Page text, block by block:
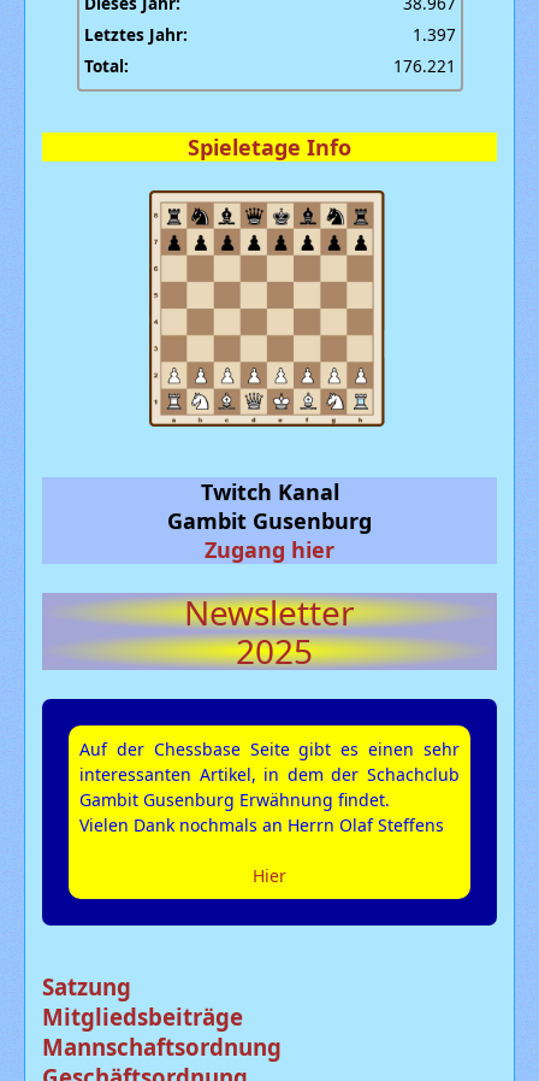
Letztes Jahr:
1.397
Total:
176.221
Spieletage Info
Twitch Kanal
Gambit Gusenburg
Zugang hier
Newsletter
2025
Auf der Chessbase Seite gibt es einen sehr
interessanten Artikel, in dem der Schachclub
Gambit Gusenburg Erwähnung findet.
Vielen Dank nochmals an Herrn Olaf Steffens
Hier
Satzung
Mitgliedsbeiträge
Mannschaftsordnung